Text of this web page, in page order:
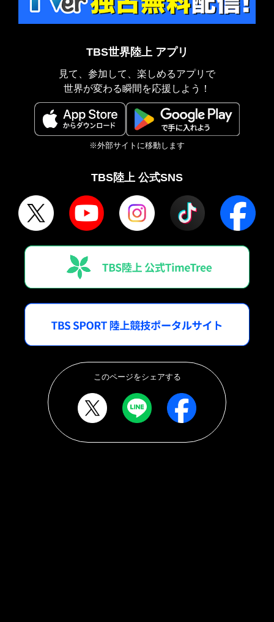
TBS世界陸上 アプリ
見て、参加して、楽しめるアプリで
世界が変わる瞬間を応援しよう！
※外部サイトに移動します
TBS陸上 公式SNS
このページをシェアする